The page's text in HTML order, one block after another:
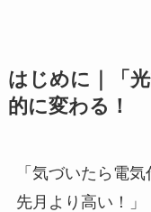
はじめに｜「
的に変わる！
「気づいたら電
先月より高い！」